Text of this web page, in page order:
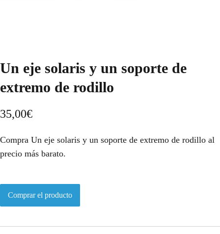
Un eje solaris y un soporte de
extremo de rodillo
35,00€
Compra Un eje solaris y un soporte de extremo de rodillo al
precio más barato.
Comprar el producto